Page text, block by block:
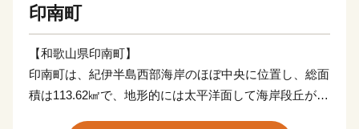
印南町
【和歌山県印南町】
印南町は、紀伊半島西部海岸のほぼ中央に位置し、総面
積は113.62㎢で、地形的には太平洋面して海岸段丘が広